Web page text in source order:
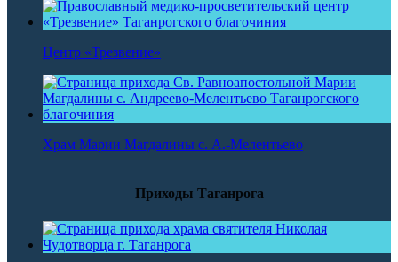
Центр «Трезвение»
Храм Марии Магдалины с. А.-Мелентьево
Приходы Таганрога